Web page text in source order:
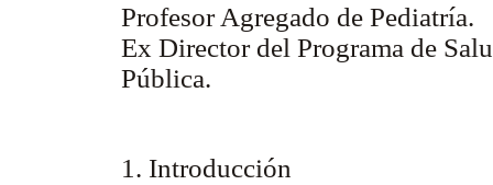
Profesor Agregado de Pediatría.
Ex Director del Programa de
Pública.
1. Introducción